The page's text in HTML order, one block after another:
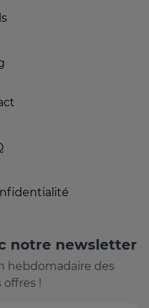
notre newsletter
hebdomadaire des
offres !